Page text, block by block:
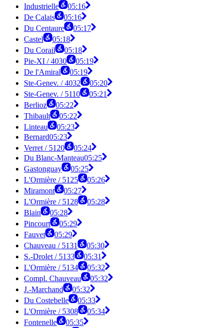
Industrielle
05:16
De Calais
05:16
Du Centaure
05:17
Castel
05:18
Du Corail
05:18
Pie-XI / 4030
05:19
De l'Amiral
05:19
Ste-Genev. / 4032
05:20
Ste-Genev. / 5110
05:21
Berlioz
05:22
Thibault
05:22
Linteau
05:23
Bernard05:23
Verret / 5120
05:24
Du Blanc-Manteau05:25
Gastonguay
05:25
L'Ormière / 5125
05:26
Miramont
05:27
L'Ormière / 5128
05:28
Blain
05:28
Pincourt
05:29
Fauvet
05:29
Chauveau / 5131
05:30
S.-Drolet / 5133
05:31
L'Ormière / 5134
05:32
Compl. Chauveau
05:32
J.-Marchand
05:32
Du Costebelle
05:33
L'Ormière / 5308
05:34
Fontenelle
05:35